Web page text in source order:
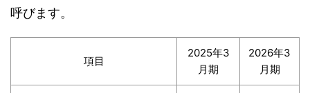
呼びます。
項目
2025年3
月期
2026年3
月期